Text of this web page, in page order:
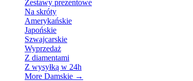
Zestawy prezentowe
Na skróty
Amerykańskie
Japońskie
Szwajcarskie
Wyprzedaż
Z diamentami
Z wysyłką w 24h
More Damskie →